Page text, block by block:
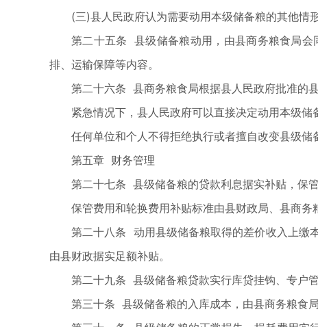
(三)县人民政府认为需要动用本级储备粮的其他情形
第二十五条 县级储备粮动用，由县商务粮食局
排、运输保障等内容。
第二十六条 县商务粮食局根据县人民政府批准的
紧急情况下，县人民政府可以直接决定动用本级储
任何单位和个人不得拒绝执行或者擅自改变县级储
第五章 财务管理
第二十七条 县级储备粮的贷款利息据实补贴，保
保管费用和轮换费用补贴标准由县财政局、县商务
第二十八条 动用县级储备粮取得的差价收入上缴
由县财政据实足额补贴。
第二十九条 县级储备粮贷款实行库贷挂钩、专户
第三十条 县级储备粮的入库成本，由县商务粮食